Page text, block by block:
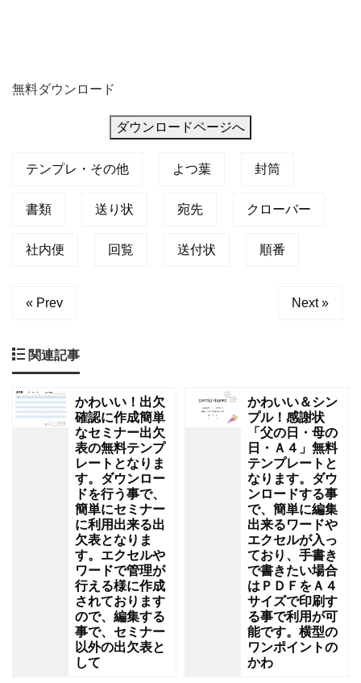
無料ダウンロード
ダウンロードページへ
テンプレ・その他 よつ葉 封筒
書類 送り状 宛先 クローバー
社内便 回覧 送付状 順番
« Prev Next »
関連記事
かわいい！出欠
確認に作成簡単
なセミナー出欠
表の無料テンプ
レートとなりま
す。ダウンロー
ドを行う事で、
簡単にセミナー
に利用出来る出
欠表となりま
す。エクセルや
ワードで管理が
行える様に作成
されております
ので、編集する
事で、セミナー
以外の出欠表と
して
かわいい＆シン
プル！感謝状
「父の日・母の
日・Ａ４」無料
テンプレートと
なります。ダウ
ンロードする事
で、簡単に編集
出来るワードや
エクセルが入っ
ており、手書き
で書きたい場合
はＰＤＦをＡ４
サイズで印刷す
る事で利用が可
能です。横型の
ワンポイントの
かわ